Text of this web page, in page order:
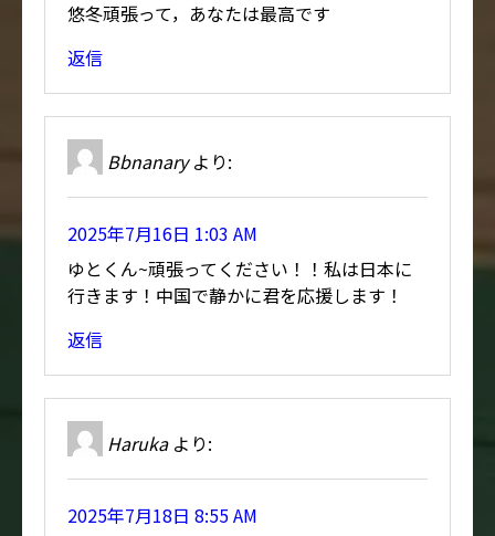
悠冬頑張って，あなたは最高です
返信
Bbnanary より:
2025年7月16日 1:03 AM
ゆとくん~頑張ってください！！私は日本に
行きます！中国で静かに君を応援します！
返信
Haruka より:
2025年7月18日 8:55 AM